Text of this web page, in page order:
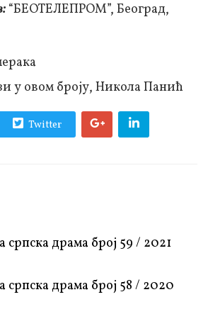
“БЕОТЕЛЕПРОМ”, Београд,
у овом броју, Никола Панић
Twitter
српска драма број 59 / 2021
српска драма број 58 / 2020